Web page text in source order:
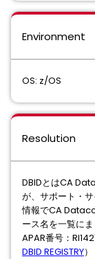
Environment
OS: z/OS
Resolution
DBIDとはCA
が、サポート・
情報でCA
ース名を一覧にま
APAR番号：
DBID REGISTRY）